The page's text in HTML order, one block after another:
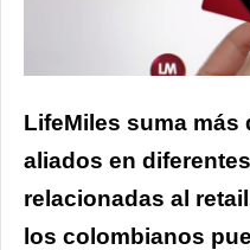
LifeMiles suma más
aliados en
relacionadas al
los colombianos